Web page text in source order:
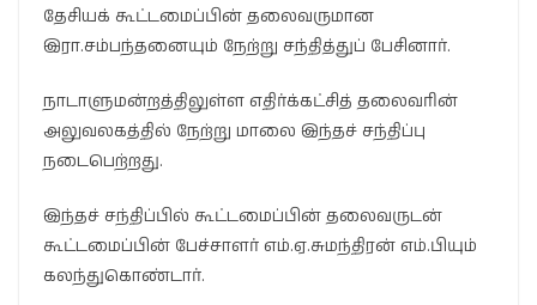
தேசியக் கூட்டமைப்பின் தலைவருமான
இரா.சம்பந்தனையும் நேற்று சந்தித்துப் பேசினார்.
நாடாளுமன்றத்திலுள்ள எதிர்க்கட்சித் தலைவரின்
அலுவலகத்தில் நேற்று மாலை இந்தச் சந்திப்பு
நடைபெற்றது.
இந்தச் சந்திப்பில் கூட்டமைப்பின் தலைவருடன்
கூட்டமைப்பின் பேச்சாளர் எம்.ஏ.சுமந்திரன் எம்.பியும்
கலந்துகொண்டார்.